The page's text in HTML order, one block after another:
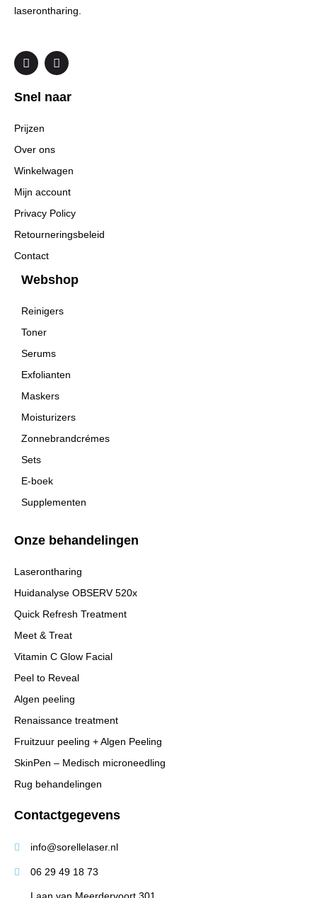
laserontharing.
F
a
c
e
b
o
I
n
s
t
a
Snel naar
Prijzen
Over ons
Winkelwagen
Mijn account
Privacy Policy
Retourneringsbeleid
Contact
Webshop
Reinigers
Toner
Serums
Exfolianten
Maskers
Moisturizers
Zonnebrandcrémes
Sets
E-boek
Supplementen
Onze behandelingen
Laserontharing
Huidanalyse OBSERV 520x
Quick Refresh Treatment
Meet & Treat
Vitamin C Glow Facial
Peel to Reveal
Algen peeling
Renaissance treatment
Fruitzuur peeling + Algen Peeling
SkinPen – Medisch microneedling
Rug behandelingen
Contactgegevens
info@sorellelaser.nl
06 29 49 18 73